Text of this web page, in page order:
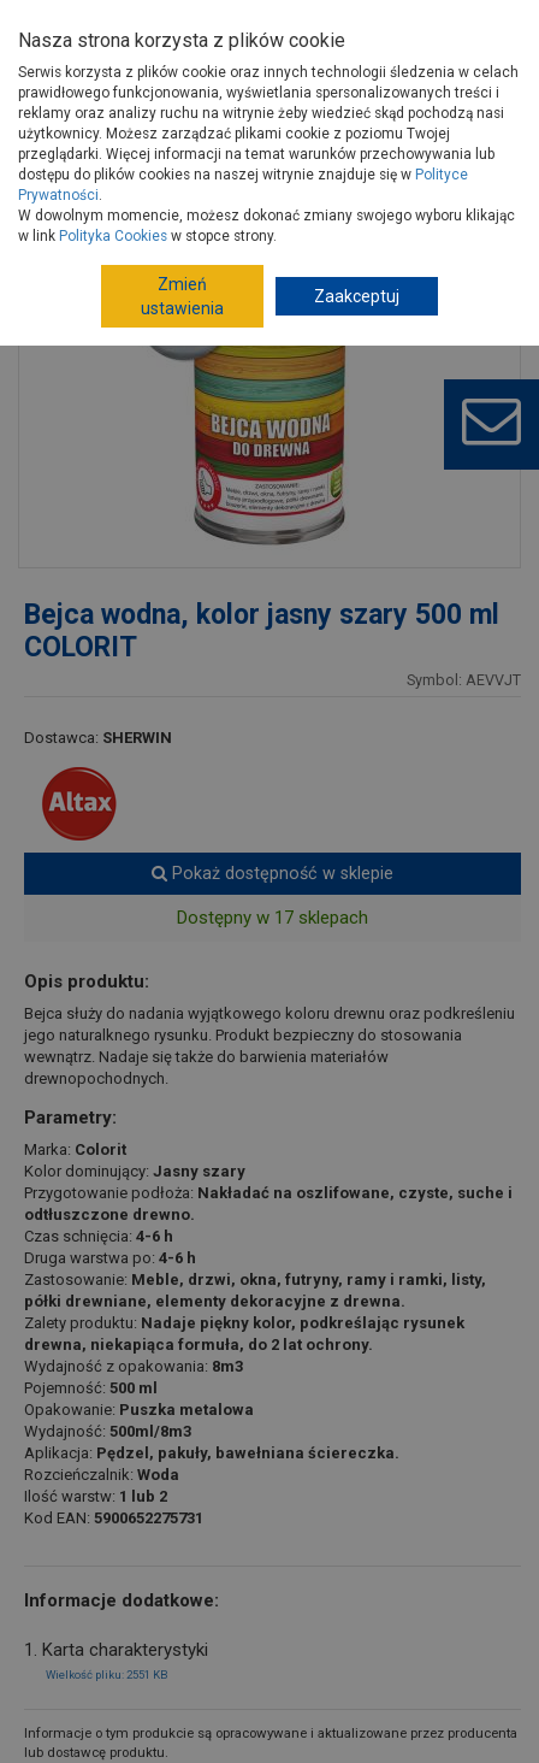
Strona główna Wykończenie Farby
Ochrona drewna
Bejce
Bejca wodna, kolor jasny szary 500 ml COLORIT
Bejca wodna, kolor jasny szary 500 ml
COLORIT
Symbol: AEVVJT
Dostawca: SHERWIN
Pokaż dostępność w sklepie
Dostępny w 17 sklepach
Opis produktu:
Bejca służy do nadania wyjątkowego koloru drewnu oraz podkreśleniu
jego naturalknego rysunku. Produkt bezpieczny do stosowania
wewnątrz. Nadaje się także do barwienia materiałów
drewnopochodnych.
Parametry:
Marka: Colorit
Kolor dominujący: Jasny szary
Przygotowanie podłoża: Nakładać na oszlifowane, czyste, suche i
odtłuszczone drewno.
Czas schnięcia: 4-6 h
Druga warstwa po: 4-6 h
Zastosowanie: Meble, drzwi, okna, futryny, ramy i ramki, listy,
półki drewniane, elementy dekoracyjne z drewna.
Zalety produktu: Nadaje piękny kolor, podkreślając rysunek
drewna, niekapiąca formuła, do 2 lat ochrony.
Wydajność z opakowania: 8m3
Pojemność: 500 ml
Opakowanie: Puszka metalowa
Wydajność: 500ml/8m3
Aplikacja: Pędzel, pakuły, bawełniana ściereczka.
Rozcieńczalnik: Woda
Ilość warstw: 1 lub 2
Kod EAN: 5900652275731
Informacje dodatkowe:
1. Karta charakterystyki
Wielkość pliku: 2551 KB
Informacje o tym produkcie są opracowywane i aktualizowane przez producenta
lub dostawcę produktu.
Nasza strona korzysta z plików cookie
Serwis korzysta z plików cookie oraz innych technologii śledzenia w celach
prawidłowego funkcjonowania, wyświetlania spersonalizowanych treści i
reklamy oraz analizy ruchu na witrynie żeby wiedzieć skąd pochodzą nasi
użytkownicy. Możesz zarządzać plikami cookie z poziomu Twojej
przeglądarki. Więcej informacji na temat warunków przechowywania lub
dostępu do plików cookies na naszej witrynie znajduje się w Polityce
Prywatności.
W dowolnym momencie, możesz dokonać zmiany swojego wyboru klikając
w link Polityka Cookies w stopce strony.
Zmień
ustawienia
Zaakceptuj